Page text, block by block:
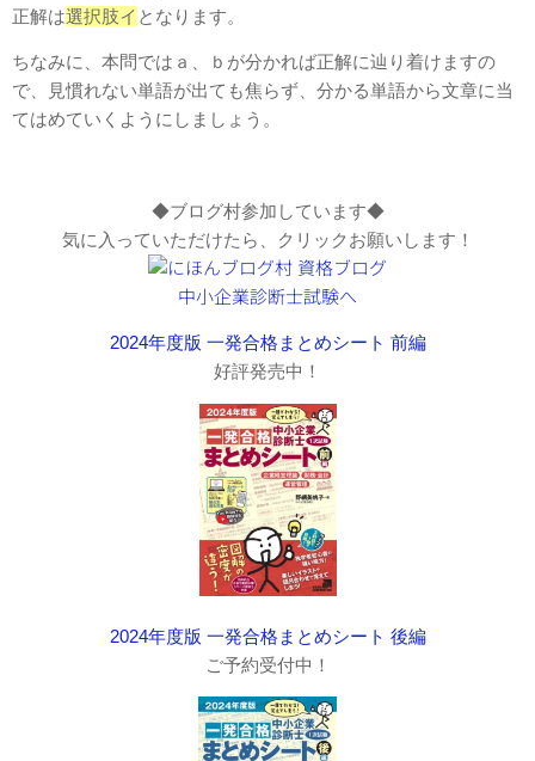
正解は選択肢イ となります。
ちなみに、本問ではａ、ｂが分かれば正解に辿り着けますの
で、見慣れない単語が出ても焦らず、分かる単語から文章に当
てはめていくようにしましょう。
◆ブログ村参加しています◆
気に入っていただけたら、クリックお願いします！
2024年度版 一発合格まとめシート 前編
好評発売中！
2024年度版 一発合格まとめシート 後編
ご予約受付中！